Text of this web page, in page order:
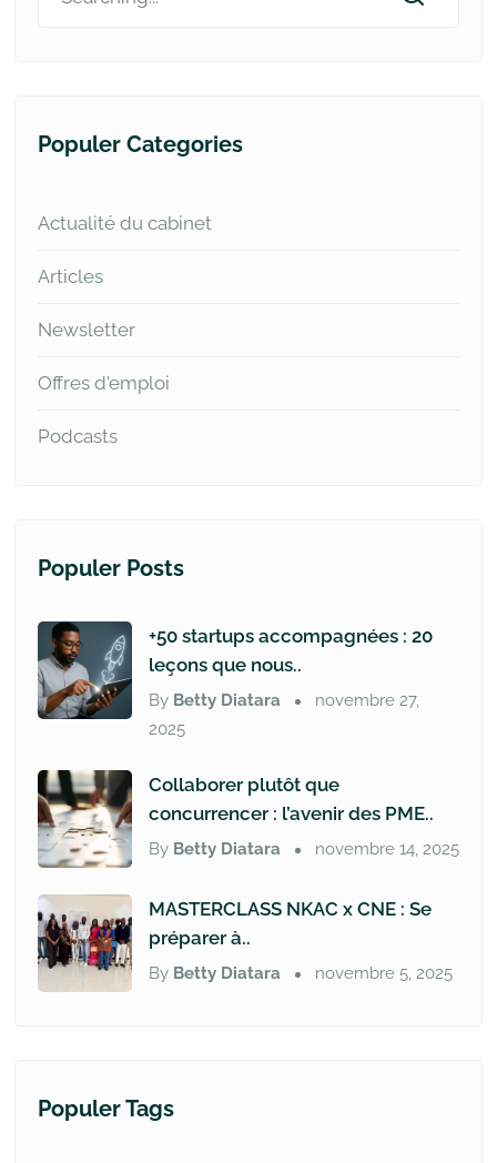
Populer Categories
Actualité du cabinet
Articles
Newsletter
Offres d'emploi
Podcasts
Populer Posts
+50 startups accompagnées : 20
leçons que nous..
By Betty Diatara
novembre 27,
2025
Collaborer plutôt que
concurrencer : l’avenir des PME..
By Betty Diatara novembre 14, 2025
MASTERCLASS NKAC x CNE : Se
préparer à..
By Betty Diatara novembre 5, 2025
Populer Tags